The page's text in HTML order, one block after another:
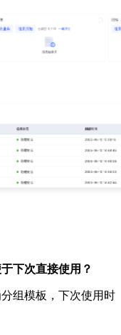
下次直接使用？
组模板，下次使用时